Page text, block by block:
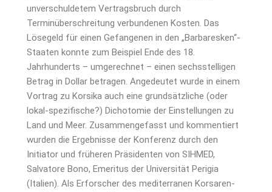
unverschuldetem Vertragsbruch durch
Terminüberschreitung verbundenen Kosten. Das
Lösegeld für einen Gefangenen in den „Barbaresken“-
Staaten konnte zum Beispiel Ende des 18.
Jahrhunderts – umgerechnet – einen sechsstelligen
Betrag in Dollar betragen. Angedeutet wurde in einem
Vortrag zu Korsika auch eine grundsätzliche (oder
lokal-spezifische?) Dichotomie der Einstellungen zu
Land und Meer. Zusammengefasst und kommentiert
wurden die Ergebnisse der Konferenz durch den
Initiator und früheren Präsidenten von SIHMED,
Salvatore Bono, Emeritus der Universität Perigia
(Italien). Als Erforscher des mediterranen Korsaren-